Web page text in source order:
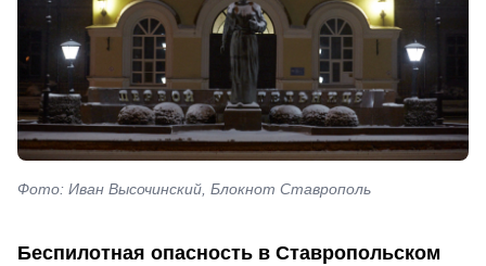
Фото: Иван Высочинский, Блокнот Ставрополь
Беспилотная опасность в Ставропольском